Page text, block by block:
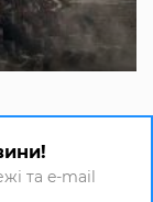
та e-mail